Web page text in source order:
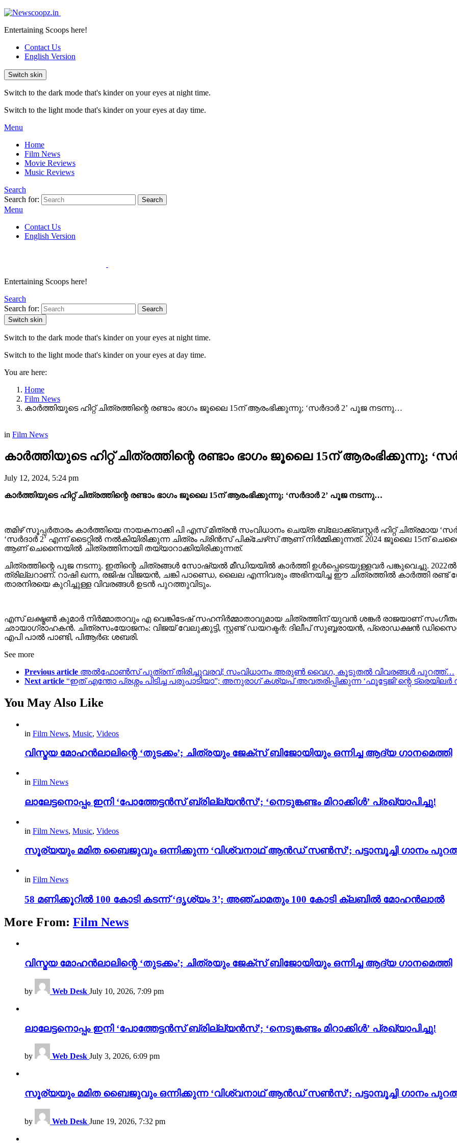
Entertaining Scoops here!
Contact Us
English Version
Switch skin
Switch to the dark mode that's kinder on your eyes at night time.
Switch to the light mode that's kinder on your eyes at day time.
Menu
Home
Film News
Movie Reviews
Music Reviews
Search
Search for:
Search
Menu
Contact Us
English Version
Entertaining Scoops here!
Search
Search for:
Search
Switch skin
Switch to the dark mode that's kinder on your eyes at night time.
Switch to the light mode that's kinder on your eyes at day time.
You are here:
Home
Film News
കാർത്തിയുടെ ഹിറ്റ് ചിത്രത്തിന്റെ രണ്ടാം ഭാഗം ജൂലൈ 15ന് ആരംഭിക്കുന്നു; ‘സർദാർ 2’ പൂജ നടന്നു…
in Film News
കാർത്തിയുടെ ഹിറ്റ് ചിത്രത്തിന്റെ രണ്ടാം ഭാഗം ജൂലൈ 15ന് ആരംഭിക്കുന്നു;
July 12, 2024, 5:24 pm
കാർത്തിയുടെ ഹിറ്റ് ചിത്രത്തിന്റെ രണ്ടാം ഭാഗം ജൂലൈ 15ന് ആരംഭിക്കുന്നു; ‘സർദാർ 2’ പൂജ നടന്നു…
തമിഴ് സൂപ്പർതാരം കാർത്തിയെ നായകനാക്കി പി എസ് മിത്രൻ സംവിധാനം ചെയ്ത ബ്ലോക്ക്ബസ്റ്റർ ഹിറ്റ് ചിത്രമായ
‘സർദാർ 2’ എന്ന് ടൈറ്റിൽ നൽകിയിരിക്കുന്ന ചിത്രം പ്രിൻസ് പിക്‌ചേഴ്‌സ് ആണ് നിർമ്മിക്കുന്നത്. 2024 ജൂലൈ 15ന്
ആണ് ചെന്നൈയിൽ ചിത്രത്തിനായി തയ്യാറാക്കിയിരിക്കുന്നത്.
ചിത്രത്തിന്റെ പൂജ നടന്നു. ഇതിന്റെ ചിത്രങ്ങൾ സോഷ്യൽ മീഡിയയിൽ കാർത്തി ഉൾപ്പെടെയുള്ളവർ പങ്കുവെച്ചു.
ത്രില്ലറാണ്. റാഷി ഖന്ന, രജിഷ വിജയൻ, ചങ്കി പാണ്ഡെ, ലൈല എന്നിവരും അഭിനയിച്ച ഈ ചിത്രത്തിൽ കാർത്തി
താരനിരയെ കുറിച്ചുള്ള വിവരങ്ങൾ ഉടൻ പുറത്തുവിടും.
എസ് ലക്ഷ്മൺ കുമാർ നിർമ്മാതാവും എ വെങ്കിടേഷ് സഹനിർമ്മാതാവുമായ ചിത്രത്തിന് യുവൻ ശങ്കർ രാജയാണ്
ഛായാഗ്രാഹകൻ. ചിത്രസംയോജനം: വിജയ് വേലുക്കുട്ടി, സ്റ്റണ്ട് ഡയറക്ടർ: ദിലീപ് സുബ്ബരായൻ, പ്രൊഡക്ഷൻ
എപി പാൽ പാണ്ടി, പിആർഒ: ശബരി.
See more
Previous article അൽഫോൺസ് പുത്രന് തിരിച്ചുവരവ്; സംവിധാനം അരുൺ വൈഗ, കൂടുതൽ വിവരങ്ങൾ പുറത്ത്…
Next article “ഇത് എന്തോ പ്രശ്നം പിടിച്ച പരുപാടിയാ”; അനുരാഗ് കശ്യപ് അവതരിപ്പിക്കുന്ന ‘ഫൂട്ടേജി‘ന്റെ ട്രെയിലർ
You May Also Like
in Film News, Music, Videos
വിസ്മയ മോഹൻലാലിന്റെ ‘തുടക്കം’; ചിത്രയും ജേക്സ് ബിജോയിയും ഒന്നിച്ച ആദ്യ ഗാനമെത്തി
in Film News
ലാലേട്ടനൊപ്പം ഇനി ‘പോത്തേട്ടൻസ് ബ്രില്ല്യൻസ്’; ‘നെടുങ്കണ്ടം മിറാക്കിൾ’ പ്രഖ്യാപിച്ചു!
in Film News, Music, Videos
സൂര്യയും മമിത ബൈജുവും ഒന്നിക്കുന്ന ‘വിശ്വനാഥ് ആൻഡ് സൺസ്’; പട്ടാമ്പൂച്ചി ഗാനം
in Film News
58 മണിക്കൂറിൽ 100 കോടി കടന്ന് ‘ദൃശ്യം 3’; അഞ്ചാമതും 100 കോടി ക്ലബിൽ മോഹൻലാൽ
More From: Film News
വിസ്മയ മോഹൻലാലിന്റെ ‘തുടക്കം’; ചിത്രയും ജേക്സ് ബിജോയിയും ഒന്നിച്ച ആദ്യ ഗാനമെത്തി
by Web Desk July 10, 2026, 7:09 pm
ലാലേട്ടനൊപ്പം ഇനി ‘പോത്തേട്ടൻസ് ബ്രില്ല്യൻസ്’; ‘നെടുങ്കണ്ടം മിറാക്കിൾ’ പ്രഖ്യാപിച്ചു!
by Web Desk July 3, 2026, 6:09 pm
സൂര്യയും മമിത ബൈജുവും ഒന്നിക്കുന്ന ‘വിശ്വനാഥ് ആൻഡ് സൺസ്’; പട്ടാമ്പൂച്ചി ഗാനം
by Web Desk June 19, 2026, 7:32 pm